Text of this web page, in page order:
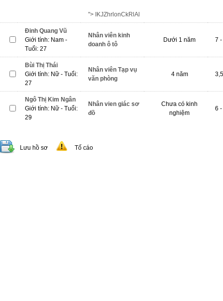
"> IKJZhrlonCkRlAl
Đinh Quang Vũ
Giới tính: Nam -
Tuổi: 27
Nhân viên kinh
doanh ô tô
Dưới 1 năm 7
Bùi Thị Thái
Giới tính: Nữ - Tuổi:
27
Nhân viên Tạp vụ
văn phòng
4 năm
Ngô Thị Kim Ngân
Giới tính: Nữ - Tuổi:
29
Nhân vien giác sơ
đồ
Chưa có kinh
nghiệm
6
Lưu hồ sơ Tố cáo